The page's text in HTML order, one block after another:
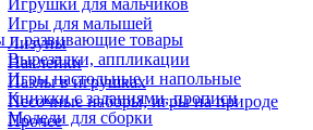
Игрушки для мальчиков
Игры для малышей
Лизуны
Наклейки
Пазлы в игрушках
Песочные наборы, игры на природе
Прочее
и развивающие товары
Вырезалки, аппликации
Игры настольные и напольные
Книжки с заданиями, прописи
Модели для сборки